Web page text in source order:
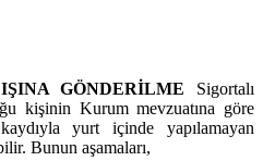
GÖNDERİLME Sigortalı
kişinin Kurum mevzuatına göre
yurt içinde yapılamayan
Bunun aşamaları,